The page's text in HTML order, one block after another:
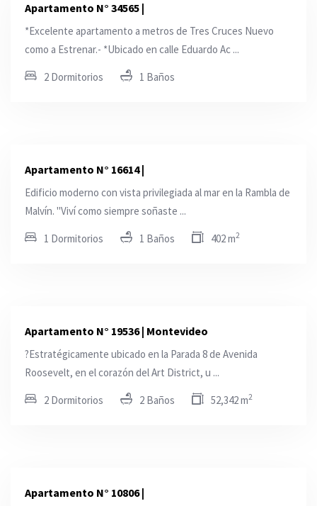
Apartamento N° 34565 |
*Excelente apartamento a metros de Tres Cruces Nuevo
como a Estrenar.- *Ubicado en calle Eduardo Ac ...
2 Dormitorios 1 Baños
Apartamento N° 16614 |
Edificio moderno con vista privilegiada al mar en la Rambla de
Malvín. "Viví como siempre soñaste ...
1 Dormitorios 1 Baños 402 m2
Apartamento N° 19536 | Montevideo
?Estratégicamente ubicado en la Parada 8 de Avenida
Roosevelt, en el corazón del Art District, u ...
2 Dormitorios 2 Baños 52,342 m2
Apartamento N° 10806 |